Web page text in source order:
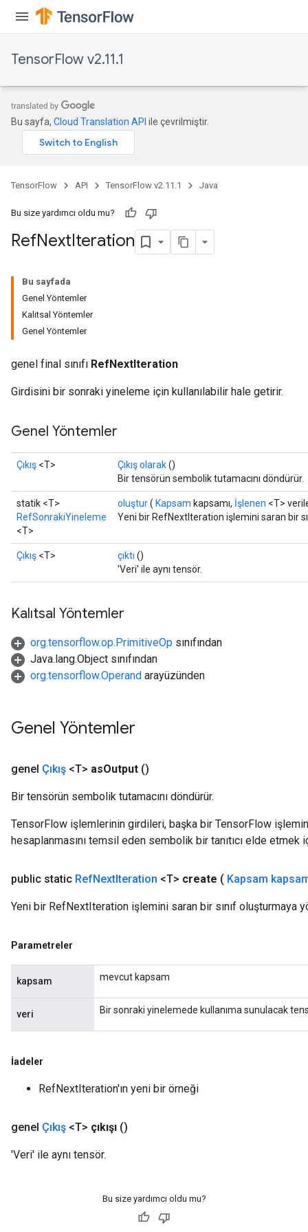
TensorFlow v2.11.1
Bu sayfa, Cloud Translation API ile çevrilmiştir.
TensorFlow API TensorFlow v2.11.1 Java
Bu size yardımcı oldu mu?
RefNextIteration
Bu sayfada
Genel Yöntemler
Kalıtsal Yöntemler
Genel Yöntemler
genel final sınıfı RefNextIteration
Girdisini bir sonraki yineleme için kullanılabilir hale getirir.
Genel Yöntemler
Çıkış <T> Çıkış olarak()
Bir tensörün sembolik tutamacını döndürür.
statik <T>
RefSonrakiYineleme
<T>
oluştur( Kapsam kapsamı, İşlenen <T>
Yeni bir RefNextIteration işlemini saran bir
Çıkış <T> çıktı ()
'Veri' ile aynı tensör.
Kalıtsal Yöntemler
org.tensorflow.op.PrimitiveOp sınıfından
Java.lang.Object sınıfından
org.tensorflow.Operand arayüzünden
Genel Yöntemler
genel Çıkış <T> asOutput ()
Bir tensörün sembolik tutamacını döndürür.
TensorFlow işlemlerinin girdileri, başka bir TensorFlow
hesaplanmasını temsil eden sembolik bir tanıtıcı elde etmek
public static RefNextIteration <T> create ( Kapsam
Yeni bir RefNextIteration işlemini saran bir sınıf oluşturmaya
Parametreler
kapsam mevcut kapsam
veri Bir sonraki yinelemede kullanıma sunulacak
İadeler
RefNextIteration'ın yeni bir örneği
genel Çıkış <T> çıkışı ()
'Veri' ile aynı tensör.
Bu size yardımcı oldu mu?